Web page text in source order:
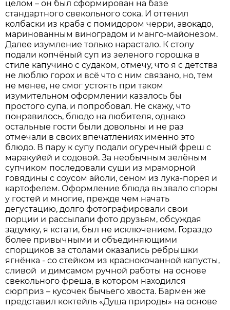
целом – он был сформирован на базе
стандартного свекольного сока. И оттенил
колбаски из краба с помидором черри, авокадо,
маринованным виноградом и манго-майонезом.
Далее изумление только нарастало. К столу
подали копчёный суп из зеленого горошка в
стиле капучино с судаком, отмечу, что я с детства
не люблю горох и всё что с ним связано, но, тем
не менее, не смог устоять при таком
изумительном оформлении казалось бы
простого супа, и попробовал. Не скажу, что
понравилось, блюдо на любителя, однако
остальные гости были довольны и не раз
отмечали в своих впечатлениях именно это
блюдо. В пару к супу подали огуречный фреш с
маракуйей и содовой. За необычным зелёным
супчиком последовали суши из мраморной
говядины с соусом айоли, сеном из лука-порея и
картофелем. Оформление блюда вызвало споры
у гостей и многие, прежде чем начать
дегустацию, долго фотографировали свои
порции и рассылали фото друзьям, обсуждая
задумку, я кстати, был не исключением. Гораздо
более привычными и объединяющими
спорщиков за столами оказались рёбрышки
ягнёнка - со стейком из краснокочанной капусты,
сливой и димсамом ручной работы на основе
свекольного фреша, в котором находился
сюрприз – кусочек бычьего хвоста. Бармен же
представил коктейль «Душа природы» на основе